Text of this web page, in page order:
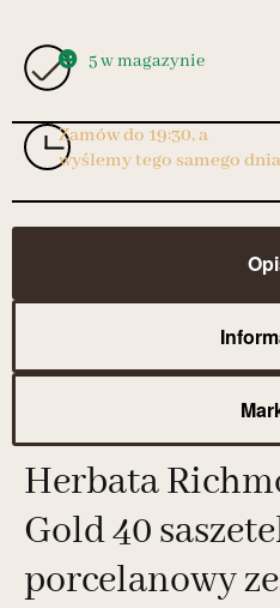
5 w magazynie
Zamów do 19:30, a
wyślemy tego samego
Herbata
Gold 40
porcelanowy